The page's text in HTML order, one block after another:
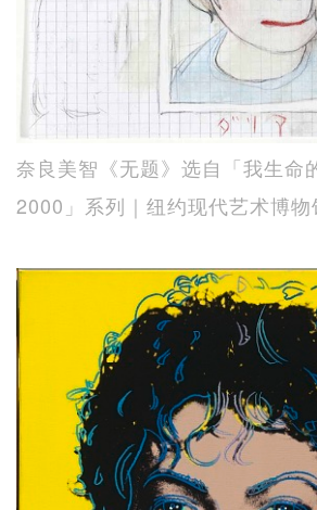
奈良美智《无题》选自「我生命
2000」系列｜纽约现代艺术博物